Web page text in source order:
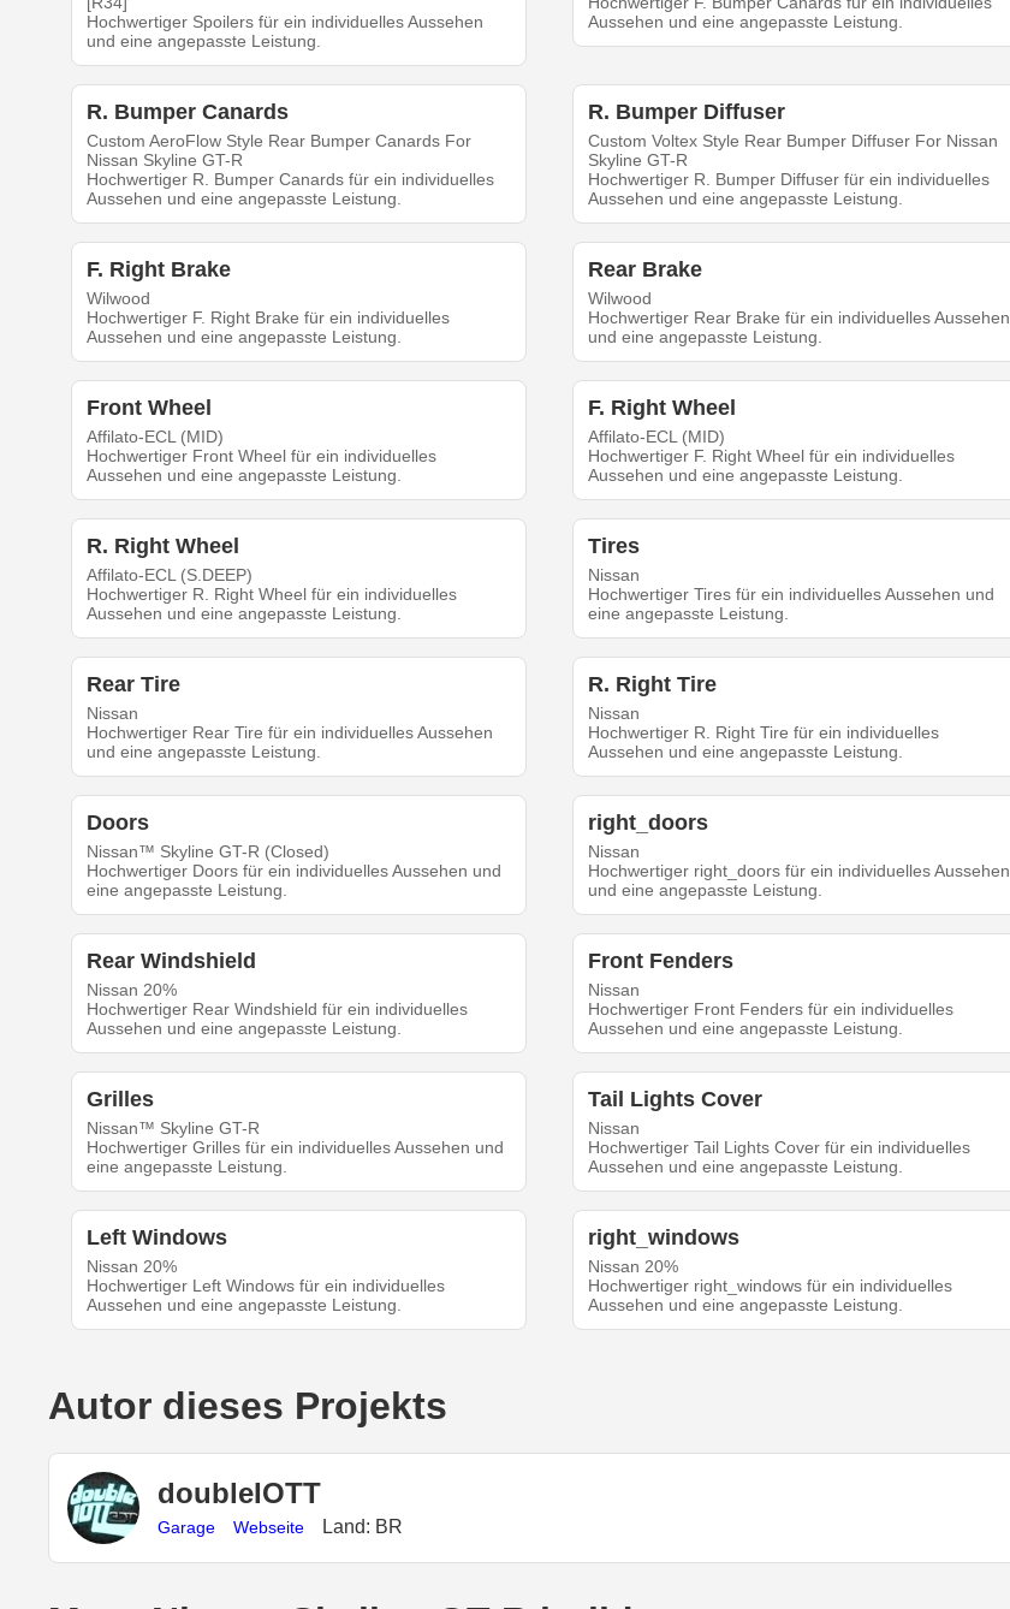
Hochwertiger Spoilers für ein individuelles Aussehen
und eine angepasste Leistung.
Aussehen und eine angepasste Leistung.
R. Bumper Canards
Custom AeroFlow Style Rear Bumper Canards For
Nissan Skyline GT-R
Hochwertiger R. Bumper Canards für ein individuelles
Aussehen und eine angepasste Leistung.
R. Bumper Diffuser
Custom Voltex Style Rear Bumper Diffuser For Nissan
Skyline GT-R
Hochwertiger R. Bumper Diffuser für ein individuelles
Aussehen und eine angepasste Leistung.
F. Right Brake
Wilwood
Hochwertiger F. Right Brake für ein individuelles
Aussehen und eine angepasste Leistung.
Rear Brake
Wilwood
Hochwertiger Rear Brake für ein individuelles Aussehen
und eine angepasste Leistung.
Front Wheel
Affilato-ECL (MID)
Hochwertiger Front Wheel für ein individuelles
Aussehen und eine angepasste Leistung.
F. Right Wheel
Affilato-ECL (MID)
Hochwertiger F. Right Wheel für ein individuelles
Aussehen und eine angepasste Leistung.
R. Right Wheel
Affilato-ECL (S.DEEP)
Hochwertiger R. Right Wheel für ein individuelles
Aussehen und eine angepasste Leistung.
Tires
Nissan
Hochwertiger Tires für ein individuelles Aussehen und
eine angepasste Leistung.
Rear Tire
Nissan
Hochwertiger Rear Tire für ein individuelles Aussehen
und eine angepasste Leistung.
R. Right Tire
Nissan
Hochwertiger R. Right Tire für ein individuelles
Aussehen und eine angepasste Leistung.
Doors
Nissan™ Skyline GT-R (Closed)
Hochwertiger Doors für ein individuelles Aussehen und
eine angepasste Leistung.
right_doors
Nissan
Hochwertiger right_doors für ein individuelles Aussehen
und eine angepasste Leistung.
Rear Windshield
Nissan 20%
Hochwertiger Rear Windshield für ein individuelles
Aussehen und eine angepasste Leistung.
Front Fenders
Nissan
Hochwertiger Front Fenders für ein individuelles
Aussehen und eine angepasste Leistung.
Grilles
Nissan™ Skyline GT-R
Hochwertiger Grilles für ein individuelles Aussehen und
eine angepasste Leistung.
Tail Lights Cover
Nissan
Hochwertiger Tail Lights Cover für ein individuelles
Aussehen und eine angepasste Leistung.
Left Windows
Nissan 20%
Hochwertiger Left Windows für ein individuelles
Aussehen und eine angepasste Leistung.
right_windows
Nissan 20%
Hochwertiger right_windows für ein individuelles
Aussehen und eine angepasste Leistung.
Autor dieses Projekts
doubleIOTT
Garage Webseite Land: BR